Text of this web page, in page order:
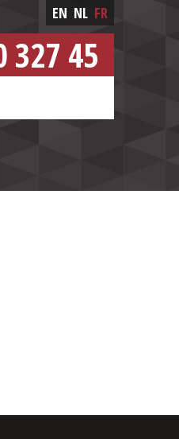
327 45
EN NL FR